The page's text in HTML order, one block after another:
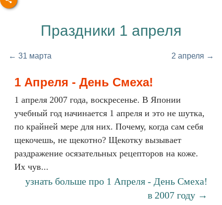
Праздники 1 апреля
← 31 марта 2 апреля →
1 Апреля - День Смеха!
1 апреля 2007 года, воскресенье. В Японии
учебный год начинается 1 апреля и это не шутка,
по крайней мере для них. Почему, когда сам себя
щекочешь, не щекотно? Щекотку вызывает
раздражение осязательных рецепторов на коже.
Их чув...
узнать больше про 1 Апреля - День Смеха!
в 2007 году →